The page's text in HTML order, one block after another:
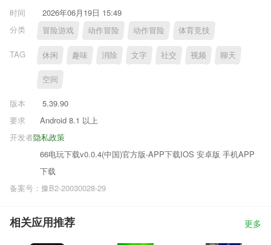
时间
2026年06月19日 15:49
分类
冒险游戏 动作冒险 动作冒险 体育竞技
TAG 休闲 趣味 消除 文字 社交 视频 聊天
空间
版本
5.39.90
要求
Android 8.1 以上
隐私政策
开发者
66电玩下载v0.0.4(中国)官方版-APP下载IOS 安卓版 手机APP
下载
备案号：豫B2-20030028-29
相关应用推荐 更多